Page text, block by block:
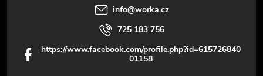
info@worka.cz
725 183 756
https://www.facebook.com/profile.php?id=615726840
01158